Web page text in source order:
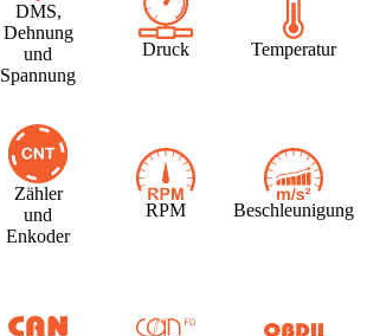
DMS,
Dehnung
und
Spannung
Druck Temperatur
Zähler
und
Enkoder
RPM Beschleunigung